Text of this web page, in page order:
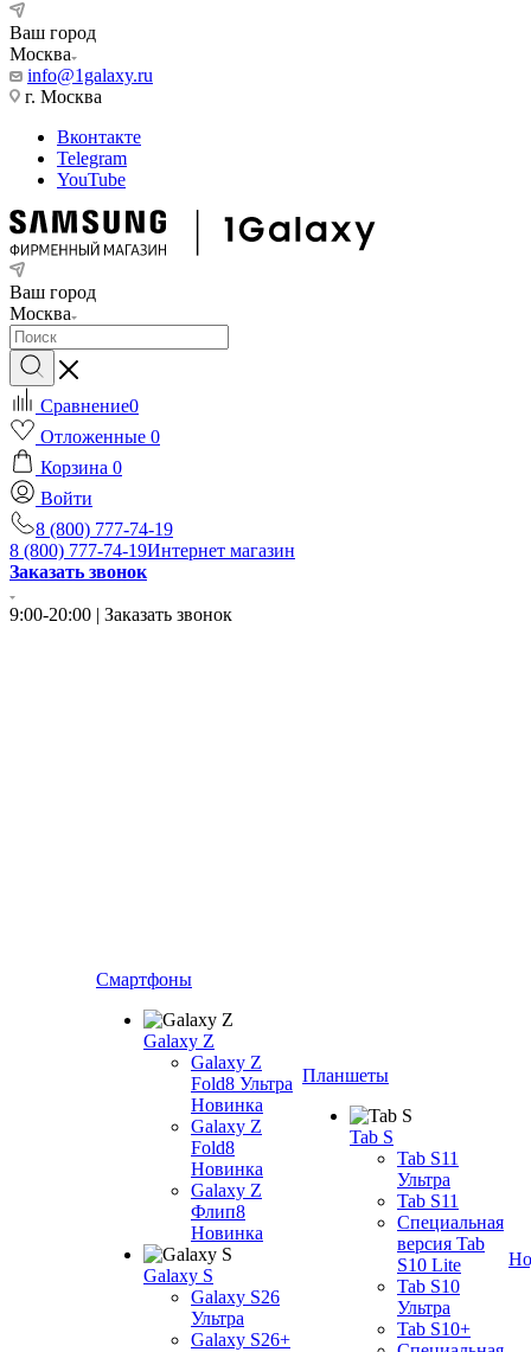
Ваш город
Москва
info@1galaxy.ru
г. Москва
Вконтакте
Telegram
YouTube
Ваш город
Москва
Сравнение0
Отложенные 0
Корзина 0
Войти
8 (800) 777-74-19
8 (800) 777-74-19Интернет магазин
Заказать звонок
9:00-20:00 | Заказать звонок
Смартфоны
Galaxy Z
Galaxy Z
Fold8 Ультра
Новинка
Galaxy Z
Fold8
Новинка
Galaxy Z
Флип8
Новинка
Galaxy S
Galaxy S26
Ультра
Galaxy S26+
Планшеты
Tab S
Tab S11
Ультра
Tab S11
Специальная
версия Tab
S10 Lite
Tab S10
Ультра
Tab S10+